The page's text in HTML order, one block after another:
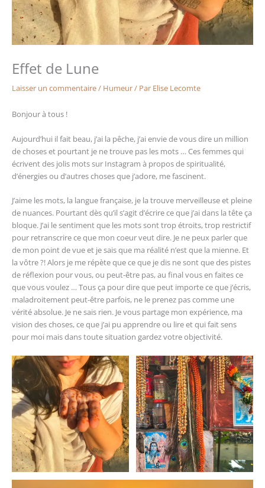
Effet de Lune
Laisser un commentaire/ Humeur/ Par Elise Lecomte
Bonjour à tous !
Aujourd’hui il fait beau, j’ai la pêche, j’ai envie de vous dire un million
de choses et pourtant je ne trouve pas les mots … Ces femmes qui
écrivent des jolis mots sur Instagram à propos de spiritualité,
d’énergies ou d’autres choses que j’adore, me fascinent.
J’aime les mots, la langue française, je la trouve merveilleuse et pleine
de nuances. Pourtant dès qu’il s’agit d’écrire ce que j’ai dans la tête ça
bloque. J’ai le sentiment que les mots sont trop étroits, trop restrictif
pour retranscrire ce que mon coeur veut dire. Je ne peux parler que
de mon point de vue et je sais que ma réalité n’est que la mienne. Et
la vôtre ?! Alors je me répète que ce que je dis ne sont que des pistes
de réflexion pour vous, ou peut-être pas, au final vous en faites ce
que vous voulez … Tous ça pour dire que peut importe ce que j’écris,
maladroitement peut-être parfois, ne le prenez pas comme une
vérité absolue. Je ne sais rien. Je vous partage mon expérience, ma
vision des choses, ce que j’ai pu apprendre ou lire et qui fait sens
pour moi mais dans toute situation gardez votre objectivité.